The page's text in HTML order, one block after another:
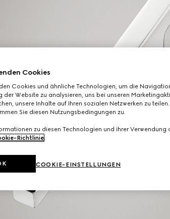
Cookies
Cookies und ähnliche Technologien, um die
der Website zu analysieren, uns bei unseren
unsere Inhalte auf Ihren sozialen Netzwerken zu
Sie diesen Nutzungsbedingungen zu.
zu diesen Technologien und ihrer Verwendung
Richtlinie.
COOKIE-EINSTELLUNGEN